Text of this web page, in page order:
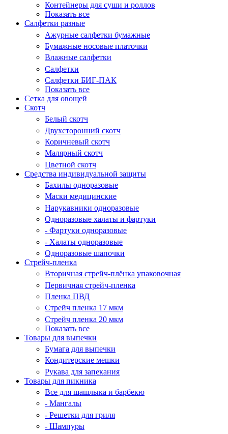
Контейнеры для суши и роллов
Показать все
Салфетки разные
Ажурные салфетки бумажные
Бумажные носовые платочки
Влажные салфетки
Салфетки
Салфетки БИГ-ПАК
Показать все
Сетка для овощей
Скотч
Белый скотч
Двухсторонний скотч
Коричневый скотч
Малярный скотч
Цветной скотч
Средства индивидуальной защиты
Бахилы одноразовые
Маски медицинские
Нарукавники одноразовые
Одноразовые халаты и фартуки
- Фартуки одноразовые
- Халаты одноразовые
Одноразовые шапочки
Стрейч-пленка
Вторичная стрейч-плёнка упаковочная
Первичная стрейч-пленка
Пленка ПВД
Стрейч пленка 17 мкм
Стрейч пленка 20 мкм
Показать все
Товары для выпечки
Бумага для выпечки
Кондитерские мешки
Рукава для запекания
Товары для пикника
Все для шашлыка и барбекю
- Мангалы
- Решетки для гриля
- Шампуры